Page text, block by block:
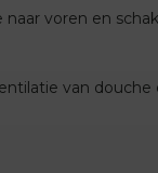
naar voren en
van douche